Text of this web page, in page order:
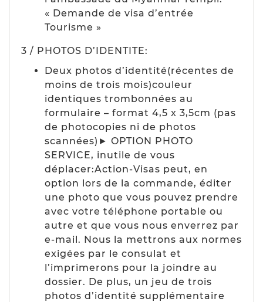
« Demande de visa d’entrée
Tourisme »
3 / PHOTOS D’IDENTITE:
Deux photos d’identité(récentes de
moins de trois mois)couleur
identiques trombonnées au
formulaire – format 4,5 x 3,5cm (pas
de photocopies ni de photos
scannées)► OPTION PHOTO
SERVICE, inutile de vous
déplacer:Action-Visas peut, en
option lors de la commande, éditer
une photo que vous pouvez prendre
avec votre téléphone portable ou
autre et que vous nous enverrez par
e-mail. Nous la mettrons aux normes
exigées par le consulat et
l’imprimerons pour la joindre au
dossier. De plus, un jeu de trois
photos d’identité supplémentaire